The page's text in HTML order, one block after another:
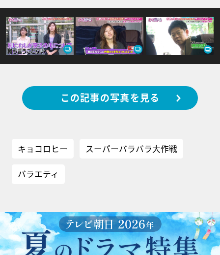
この記事の写真を見る
キョコロヒー スーパーバラバラ大作戦
バラエティ